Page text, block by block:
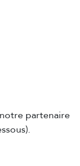
partenaire